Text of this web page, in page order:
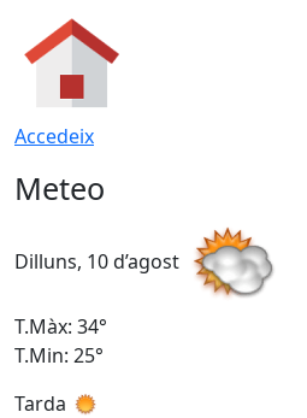
Accedeix
Meteo
Dilluns, 10 d’agost
T.Màx: 34°
T.Min: 25°
Tarda